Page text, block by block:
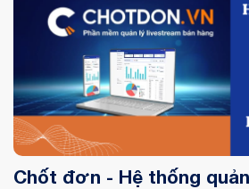
Chốt đơn - Hệ thống